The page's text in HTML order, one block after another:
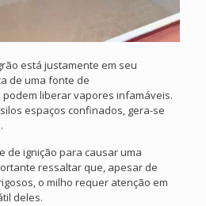
está justamente em seu
de uma fonte de
liberar vapores infamáveis.
espaços confinados, gera-se
de ignição para causar uma
ressaltar que, apesar de
o milho requer atenção em
deles.